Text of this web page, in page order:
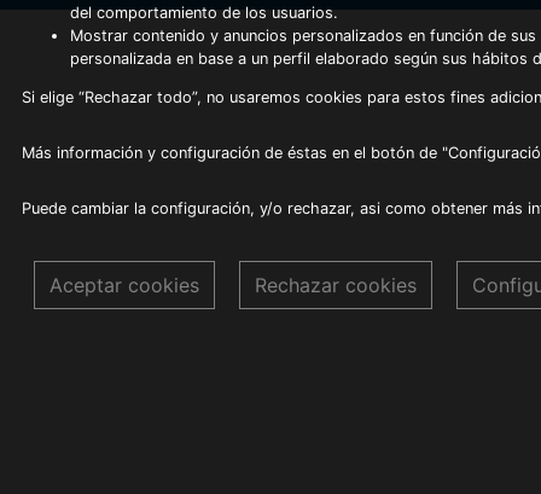
del comportamiento de los usuarios.
Mostrar contenido y anuncios personalizados en función de
personalizada en base a un perfil elaborado según sus hábitos
Si elige “Rechazar todo”, no usaremos cookies para estos fines
Más información y configuración de éstas en el botón de
Puede cambiar la configuración, y/o rechazar, asi como obtener más
Aceptar cookies Rechazar cookies